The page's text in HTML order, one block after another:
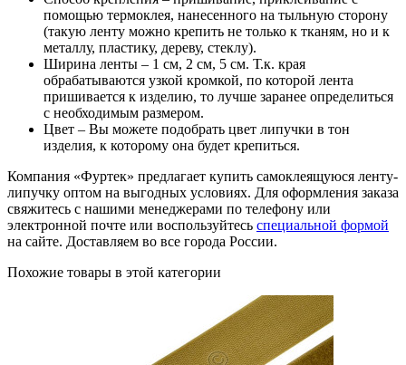
помощью термоклея, нанесенного на тыльную сторону
(такую ленту можно крепить не только к тканям, но и к
металлу, пластику, дереву, стеклу).
Ширина ленты – 1 см, 2 см, 5 см. Т.к. края
обрабатываются узкой кромкой, по которой лента
пришивается к изделию, то лучше заранее определиться
с необходимым размером.
Цвет – Вы можете подобрать цвет липучки в тон
изделия, к которому она будет крепиться.
Компания «Фуртек» предлагает купить самоклеящуюся ленту-
липучку оптом на выгодных условиях. Для оформления заказа
свяжитесь с нашими менеджерами по телефону или
электронной почте или воспользуйтесь специальной формой
на сайте. Доставляем во все города России.
Похожие товары в этой категории